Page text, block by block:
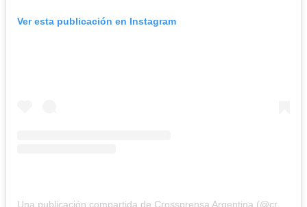
Ver esta publicación en Instagram